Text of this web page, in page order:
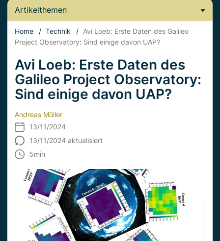
Artikelthemen
Home / Technik / Avi Loeb: Erste Daten des Galileo
Project Observatory: Sind einige davon UAP?
Avi Loeb: Erste Daten des
Galileo Project Observatory:
Sind einige davon UAP?
Andreas Müller
13/11/2024
13/11/2024 aktualisiert
5min